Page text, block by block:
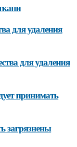
для удаления
для удаления
принимать
загрязнены